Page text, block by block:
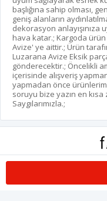
başlığına sahip olması,
geniş alanların
dekorasyon anlayışınıza
hava katar.; Kargoda
Avize' ye aittir.; Ürün
Luzarana Avize Eksik
gönderecektir.; Öncelikli
içerisinde alışveriş
yapmadan önce
soruyu bize yazın en
Saygılarımızla.;
Profesyonele-